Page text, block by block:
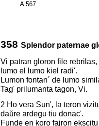
A 567
358 Splendor paternae
Vi patran gloron file rebrilas,
lumo el lumo kiel radi'.
Lumon fontan´ de lumo
Tag' prilumanta tagon, Vi.
2 Ho vera Sun', la teron
daŭre ardegu tiu donac'.
Funde en koro fajron ekscitu